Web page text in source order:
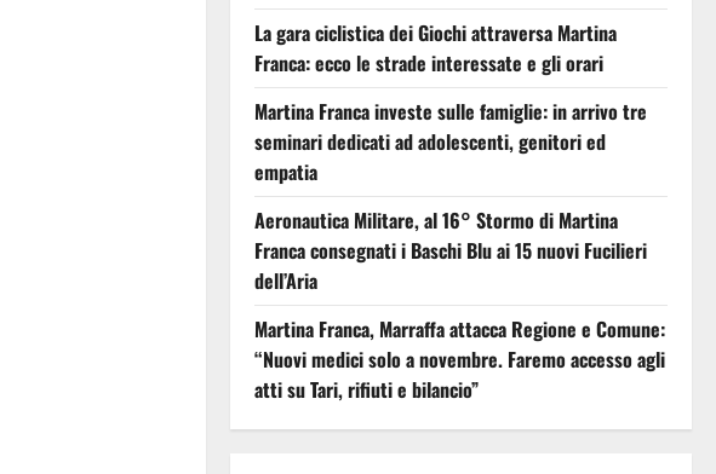
La gara ciclistica dei Giochi attraversa Martina
Franca: ecco le strade interessate e gli orari
Martina Franca investe sulle famiglie: in arrivo tre
seminari dedicati ad adolescenti, genitori ed
empatia
Aeronautica Militare, al 16° Stormo di Martina
Franca consegnati i Baschi Blu ai 15 nuovi Fucilieri
dell’Aria
Martina Franca, Marraffa attacca Regione e Comune:
“Nuovi medici solo a novembre. Faremo accesso agli
atti su Tari, rifiuti e bilancio”